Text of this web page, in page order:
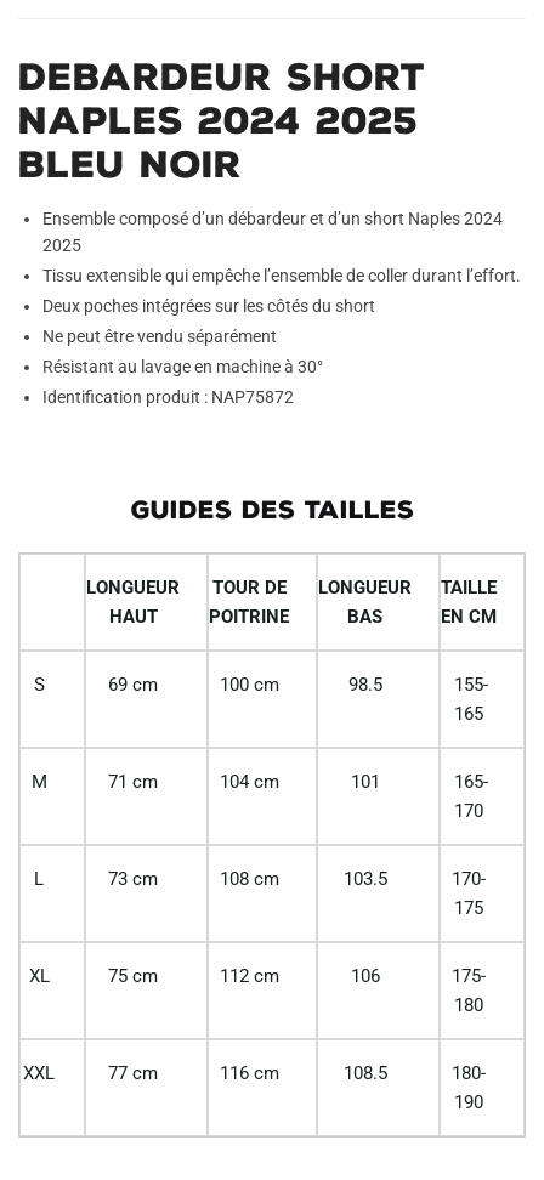
Debardeur Short
Naples 2024 2025
Bleu Noir
Ensemble composé d’un débardeur et d’un short Naples 2024
2025
Tissu extensible qui empêche l’ensemble de coller durant l’effort.
Deux poches intégrées sur les côtés du short
Ne peut être vendu séparément
Résistant au lavage en machine à 30°
Identification produit : NAP75872
GUIDES DES TAILLES
LONGUEUR
HAUT
TOUR DE
POITRINE
LONGUEUR
BAS
TAILLE
EN CM
S 69 cm 100 cm 98.5
155-
165
M 71 cm 104 cm 101
165-
170
L 73 cm 108 cm 103.5
170-
175
XL 75 cm 112 cm 106
175-
180
XXL 77 cm 116 cm 108.5
180-
190